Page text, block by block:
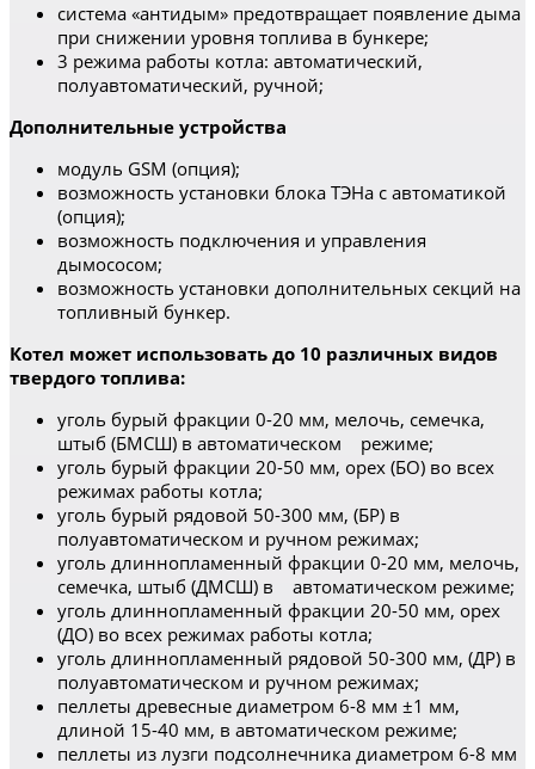
система «антидым» предотвращает появление дыма
при снижении уровня топлива в бункере;
3 режима работы котла: автоматический,
полуавтоматический, ручной;
Дополнительные устройства
модуль GSM (опция);
возможность установки блока ТЭНа с автоматикой
(опция);
возможность подключения и управления
дымососом;
возможность установки дополнительных секций на
топливный бункер.
Котел может использовать до 10 различных видов
твердого топлива:
уголь бурый фракции 0-20 мм, мелочь, семечка,
штыб (БМСШ) в автоматическом режиме;
уголь бурый фракции 20-50 мм, орех (БО) во всех
режимах работы котла;
уголь бурый рядовой 50-300 мм, (БР) в
полуавтоматическом и ручном режимах;
уголь длиннопламенный фракции 0-20 мм, мелочь,
семечка, штыб (ДМСШ) в автоматическом режиме;
уголь длиннопламенный фракции 20-50 мм, орех
(ДО) во всех режимах работы котла;
уголь длиннопламенный рядовой 50-300 мм, (ДР) в
полуавтоматическом и ручном режимах;
пеллеты древесные диаметром 6-8 мм ±1 мм,
длиной 15-40 мм, в автоматическом режиме;
пеллеты из лузги подсолнечника диаметром 6-8 мм